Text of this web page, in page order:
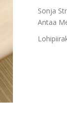
Sonja
Antaa